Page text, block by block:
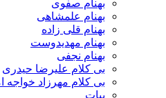
بهنام صفوی
بهنام علمشاهی
بهنام قلی زاده
بهنام مهدیدوست
بهنام نجفی
بی کلام علیرضا حیدری
بی کلام مهرزاد خواجه
بیات